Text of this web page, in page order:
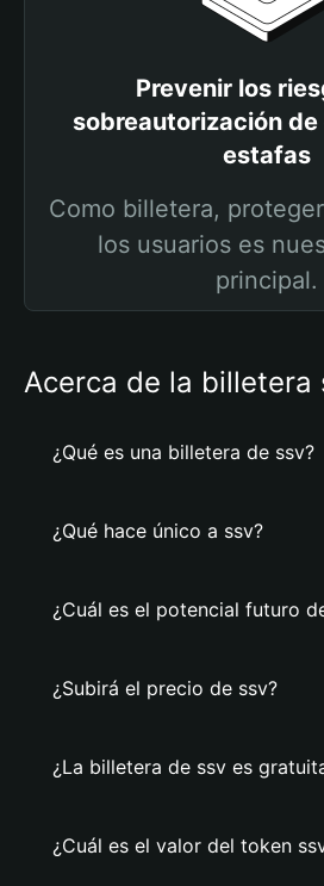
Prevenir los
sobreautorización
estafas
Como billetera,
los usuarios es
principal.
Acerca de la billetera
¿Qué es una billetera de ssv?
¿Qué hace único a ssv?
¿Cuál es el potencial futuro
¿Subirá el precio de ssv?
¿La billetera de ssv es
¿Cuál es el valor del token